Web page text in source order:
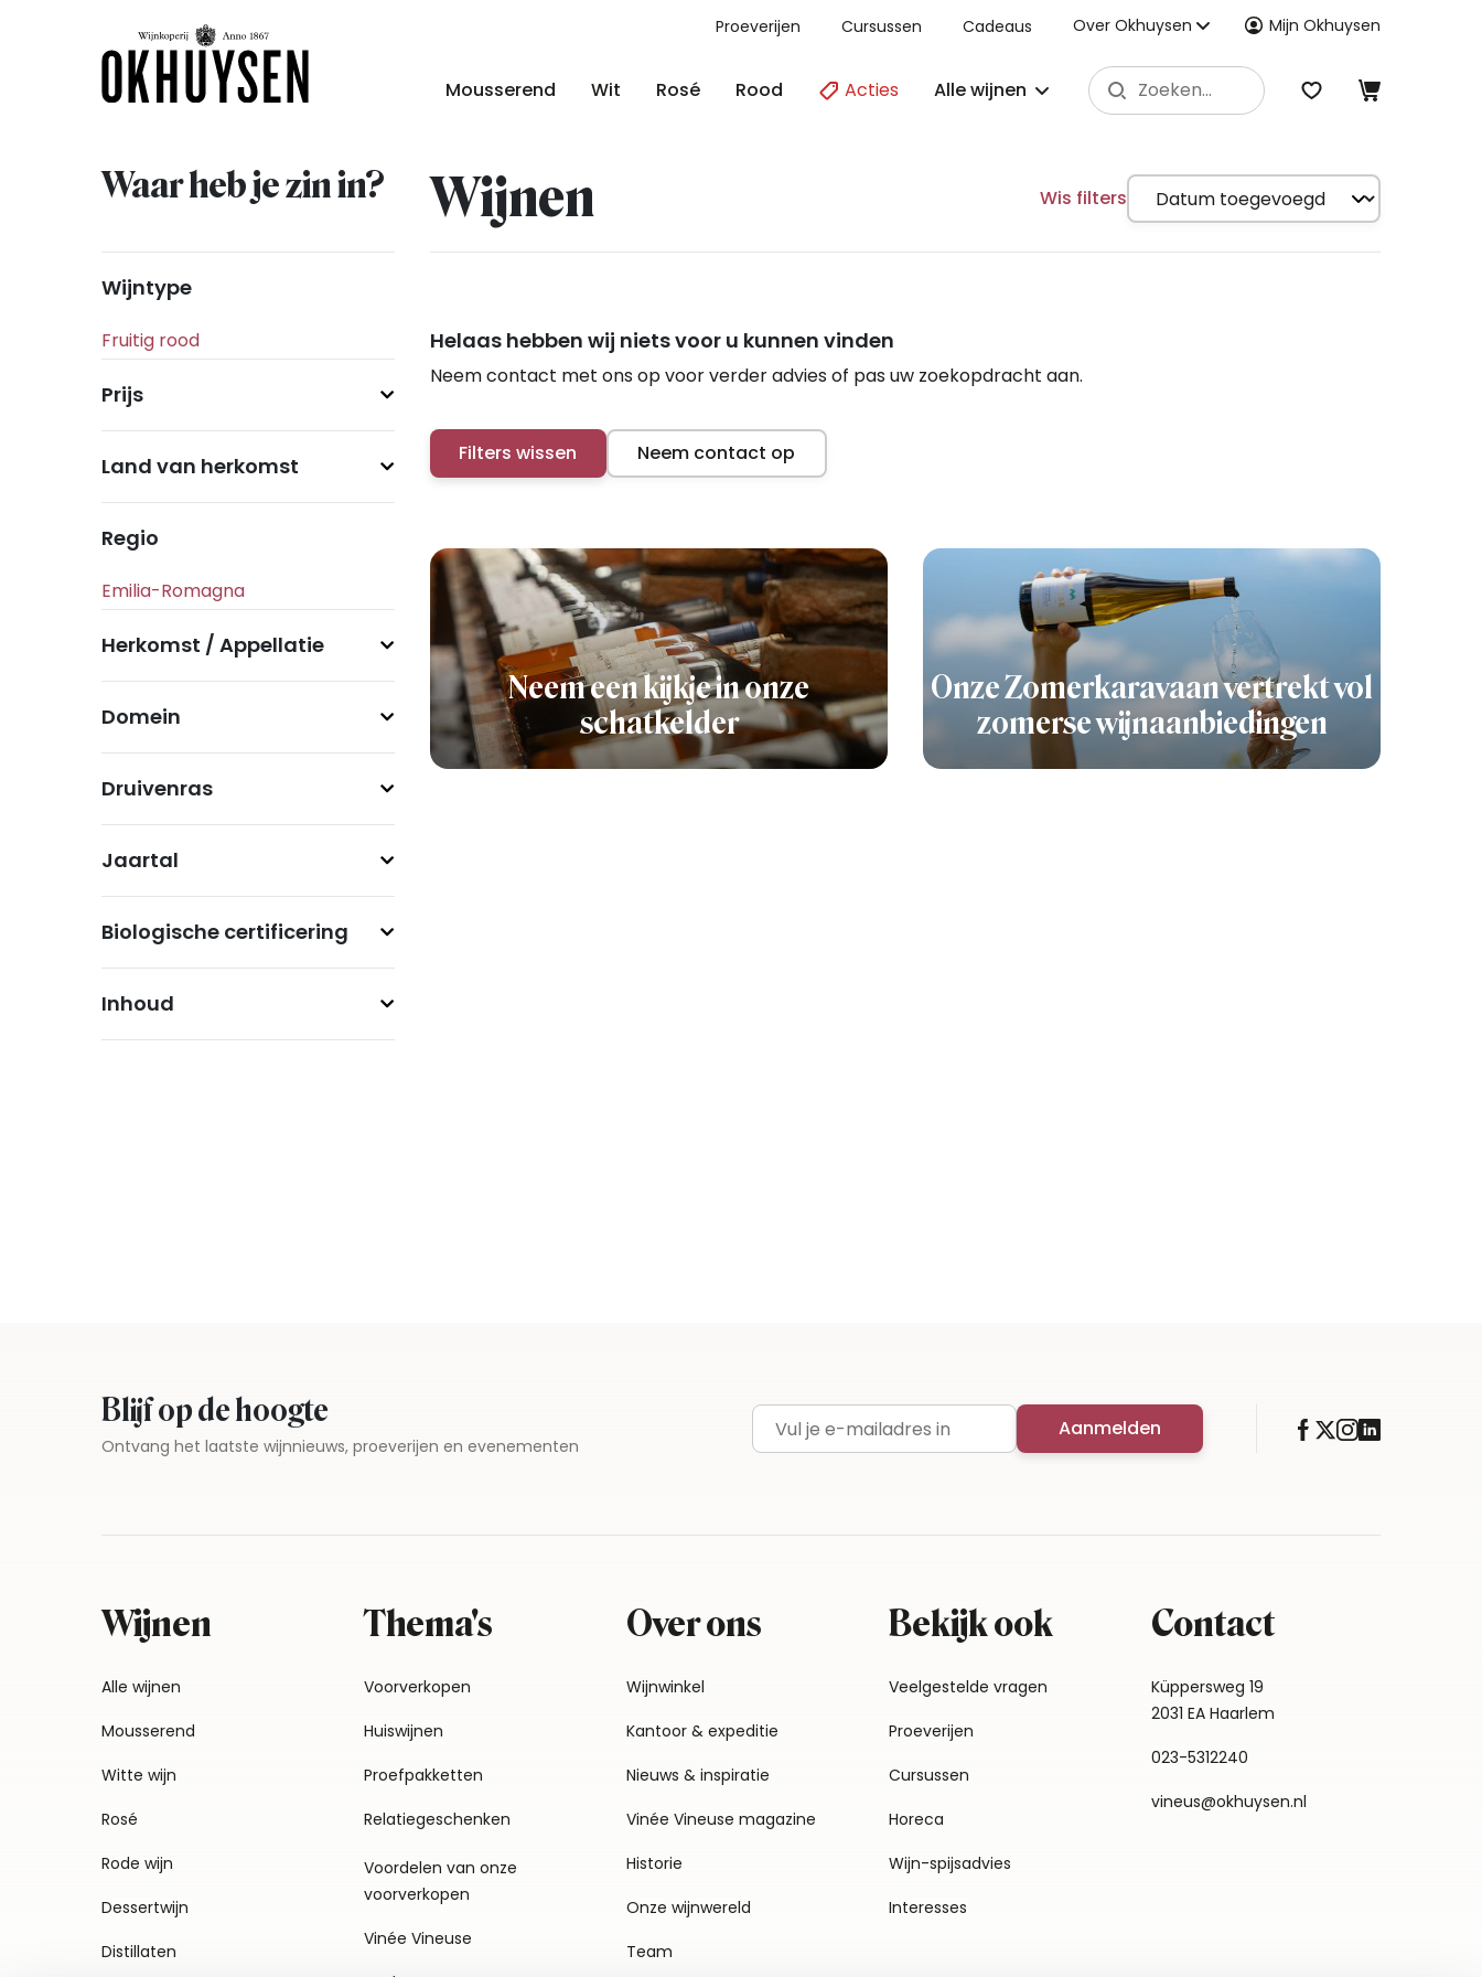
Proeverijen Cursussen Cadeaus Over Okhuysen Mijn Okhuysen
Mousserend Wit Rosé Rood Acties Alle wijnen
Waar heb je zin in? Wijnen Wis filters
Wijntype
Prijs
Land van herkomst
Regio
Herkomst / Appellatie
Domein
Druivenras
Jaartal
Biologische certificering
Inhoud
Helaas hebben wij niets voor u kunnen vinden
Neem contact met ons op voor verder advies of pas uw zoekopdracht aan.
Filters wissen Neem contact op
Neem een kijkje in onze
schatkelder
Onze Zomerkaravaan vertrekt vol
zomerse wijnaanbiedingen
Blijf op de hoogte
Ontvang het laatste wijnnieuws, proeverijen en evenementen E-mailadres Aanmelden
Wijnen
Alle wijnen
Mousserend
Witte wijn
Rosé
Rode wijn
Dessertwijn
Distillaten
Thema's
Voorverkopen
Huiswijnen
Proefpakketten
Relatiegeschenken
Voordelen van onze
voorverkopen
Vinée Vineuse
Over ons
Wijnwinkel
Kantoor & expeditie
Nieuws & inspiratie
Vinée Vineuse magazine
Historie
Onze wijnwereld
Team
Bekijk ook
Veelgestelde vragen
Proeverijen
Cursussen
Horeca
Wijn-spijsadvies
Interesses
Contact
Küppersweg 19
2031 EA Haarlem
023-5312240
vineus@okhuysen.nl